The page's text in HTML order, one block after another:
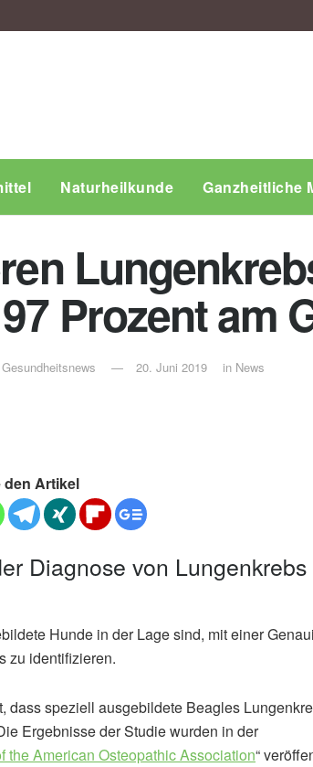
Naturheilkunde Ganzheitliche
Prozent am
20. Juni 2019 in News
den Artikel
Diagnose von
Hunde in der Lage sind, mit einer
zu identifizieren.
dass speziell ausgebildete Beagles
Ergebnisse der Studie wurden in der
the American Osteopathic Association“